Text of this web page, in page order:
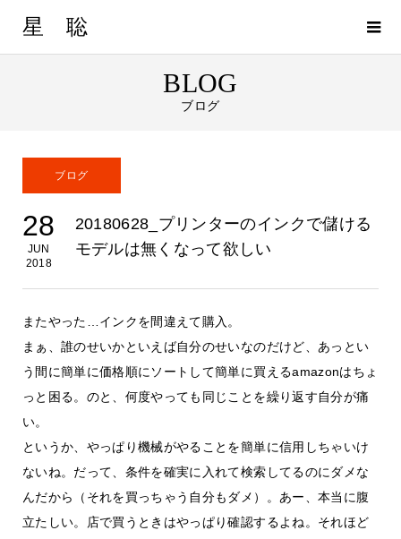
星 聡
BLOG
ブログ
ブログ
28
JUN
2018
20180628_プリンターのインクで儲ける
モデルは無くなって欲しい
またやった…インクを間違えて購入。
まぁ、誰のせいかといえば自分のせいなのだけど、あっとい
う間に簡単に価格順にソートして簡単に買えるamazonはちょ
っと困る。のと、何度やっても同じことを繰り返す自分が痛
い。
というか、やっぱり機械がやることを簡単に信用しちゃいけ
ないね。だって、条件を確実に入れて検索してるのにダメな
んだから（それを買っちゃう自分もダメ）。あー、本当に腹
立たしい。店で買うときはやっぱり確認するよね。それほど